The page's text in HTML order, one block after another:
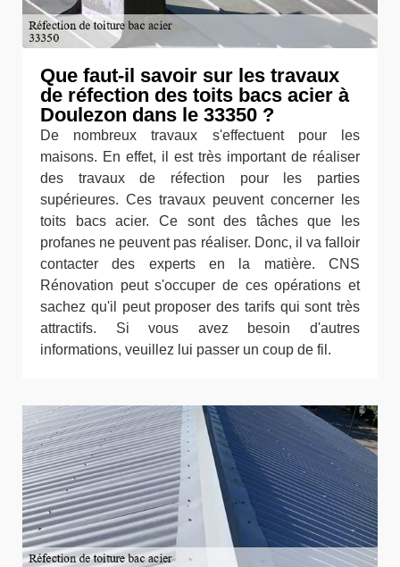
Que faut-il savoir sur les travaux
de réfection des toits bacs acier à
Doulezon dans le 33350 ?
De nombreux travaux s'effectuent pour les
maisons. En effet, il est très important de réaliser
des travaux de réfection pour les parties
supérieures. Ces travaux peuvent concerner les
toits bacs acier. Ce sont des tâches que les
profanes ne peuvent pas réaliser. Donc, il va falloir
contacter des experts en la matière. CNS
Rénovation peut s'occuper de ces opérations et
sachez qu'il peut proposer des tarifs qui sont très
attractifs. Si vous avez besoin d'autres
informations, veuillez lui passer un coup de fil.